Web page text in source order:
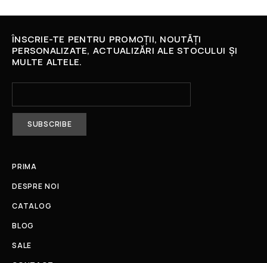
ÎNSCRIE-TE PENTRU PROMOȚII, NOUTĂȚI
PERSONALIZATE, ACTUALIZĂRI ALE STOCULUI ȘI
MULTE ALTELE.
PRIMA
DESPRE NOI
CATALOG
BLOG
SALE